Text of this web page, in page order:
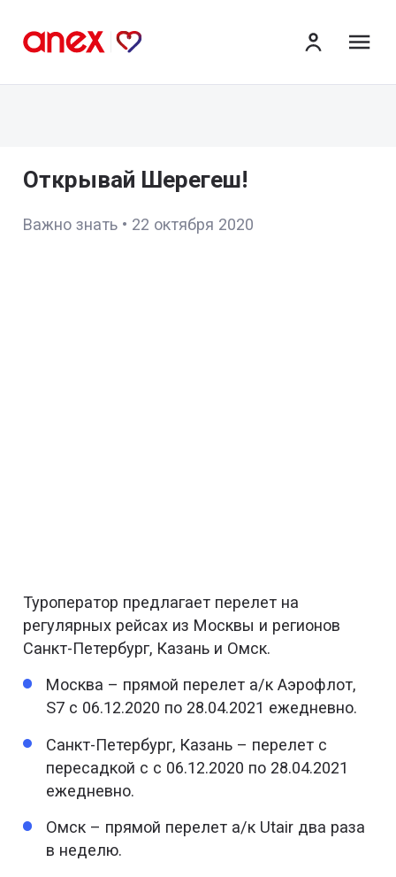
Открывай Шерегеш!
Важно знать • 22 октября 2020
Туроператор предлагает перелет на
регулярных рейсах из Москвы и регионов
Санкт-Петербург, Казань и Омск.
Москва – прямой перелет а/к Аэрофлот,
S7 c 06.12.2020 по 28.04.2021 ежедневно.
Санкт-Петербург, Казань – перелет с
пересадкой с c 06.12.2020 по 28.04.2021
ежедневно.
Омск – прямой перелет а/к Utair два раза
в неделю.